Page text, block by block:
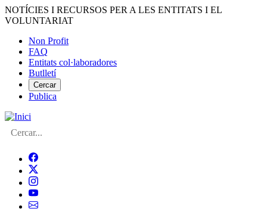
Vés
al
NOTÍCIES I RECURSOS PER A LES ENTITATS I EL
VOLUNTARIAT
Menú
del
compte
d'usuari
Non Profit
FAQ
Entitats col·laboradores
Butlletí
Cercar
Publica
Cerca